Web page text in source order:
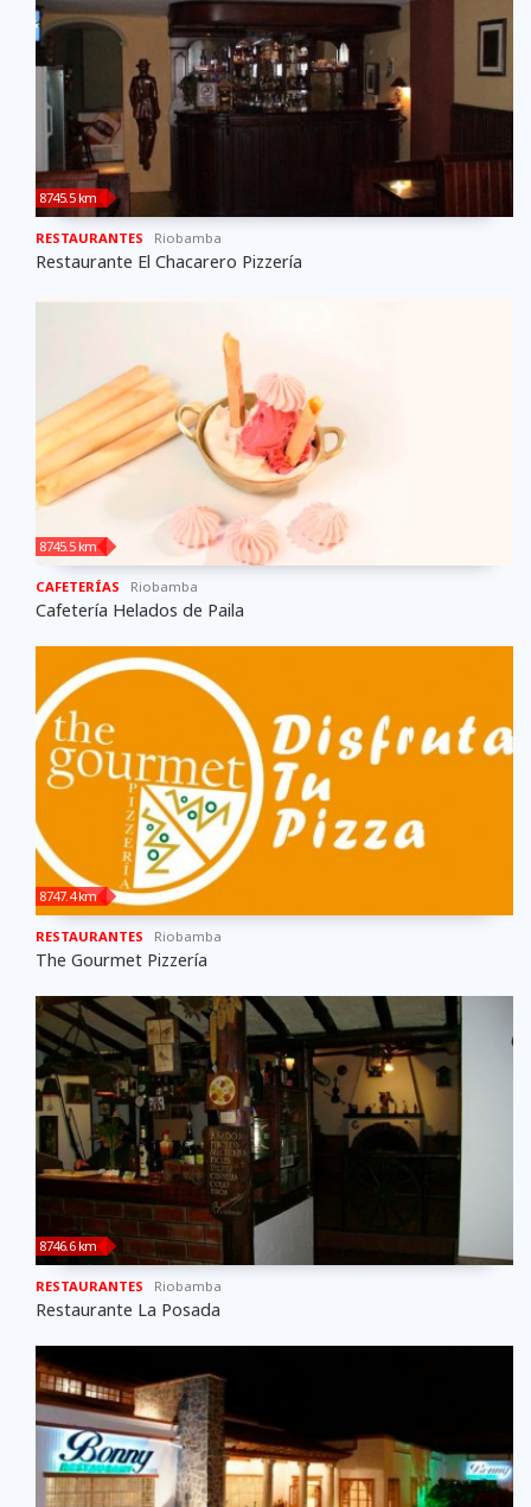
8745.5 km
RESTAURANTES Riobamba
Restaurante El Chacarero Pizzería
8745.5 km
CAFETERÍAS Riobamba
Cafetería Helados de Paila
8747.4 km
RESTAURANTES Riobamba
The Gourmet Pizzería
8746.6 km
RESTAURANTES Riobamba
Restaurante La Posada